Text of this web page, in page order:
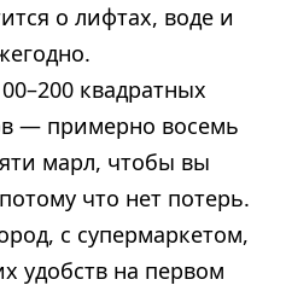
о лифтах, воде и
квадратных
— примерно восемь
марл, чтобы вы
что нет потерь.
с супермаркетом,
удобств на первом